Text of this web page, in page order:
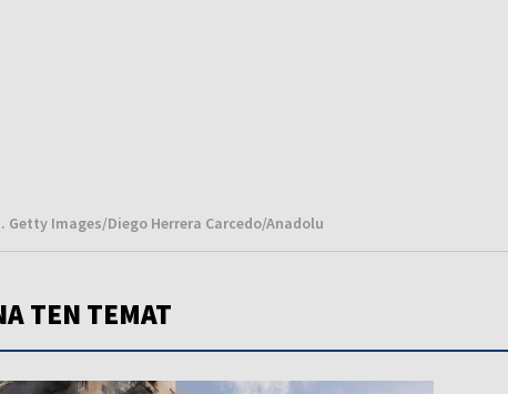
Getty Images/Diego Herrera Carcedo/Anadolu
TEN TEMAT